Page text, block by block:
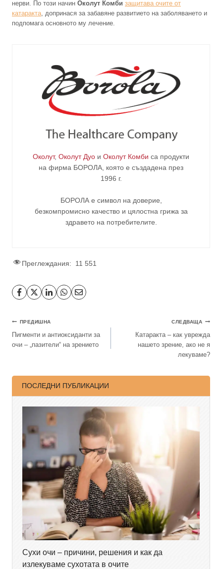
нерви. По този начин Околут Комби защитава очите от
катаракта , допринася за забавяне развитието на заболяването и
подпомага основното му лечение.
Околут, Околут Дуо и Околут Комби са продукти
на фирма БОРОЛА , която е създадена през
1996 г.
БОРОЛА е символ на доверие,
безкомпромисно качество и цялостна грижа за
здравето на потребителите
Преглеждания: 11 551
ПРЕДИШНА
Пигменти и антиоксиданти за
очи – „пазители“ на зрението
СЛЕДВАЩА
Катаракта – как уврежда
нашето зрение, ако не я
лекуваме?
ПОСЛЕДНИ ПУБЛИКАЦИИ
Сухи очи – причини, решения и как да
излекуваме сухотата в очите